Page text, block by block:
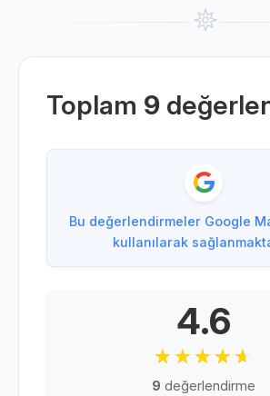
Toplam 9
Bu değerlendirmeler Google
kullanılarak
4.6
9 değerlendirme